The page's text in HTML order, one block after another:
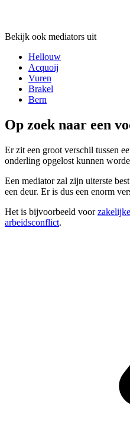
Bekijk ook mediators uit
Hellouw
Acquoij
Vuren
Brakel
Bern
Op zoek naar een
Er zit een groot verschil tussen
onderling opgelost kunnen
Een mediator zal zijn uiterste
een deur. Er is dus een enorm
Het is bijvoorbeeld voor
arbeidsconflict.